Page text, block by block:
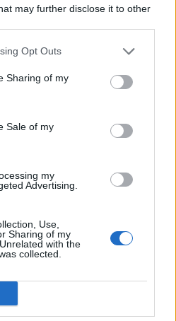
may further disclose it to other
Opt Outs
Sharing of my
Sale of my
my
Advertising.
Use,
Sharing of my
with the
collected.